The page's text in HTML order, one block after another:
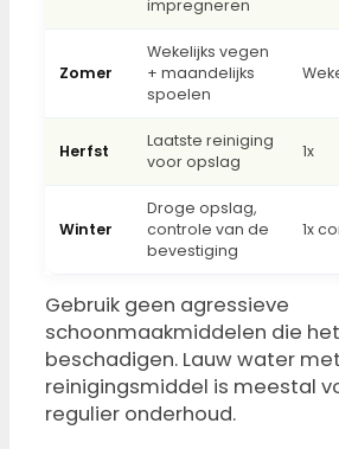
impregneren
Zomer
Wekelijks vegen
+ maandelijks
spoelen
Herfst
Laatste reiniging
voor opslag
1x
Winter
Droge opslag,
controle van de
bevestiging
1x
Gebruik geen agressieve
schoonmaakmiddelen die
beschadigen. Lauw water
reinigingsmiddel is meestal
regulier onderhoud.